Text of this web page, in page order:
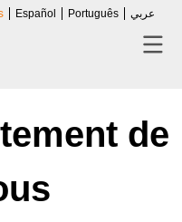
Español Português عربي
de